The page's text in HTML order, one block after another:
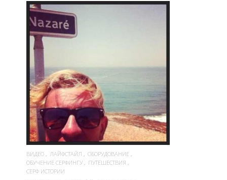
ПОСМОТРЕТЬ
ВИДЕО ЛАЙФСТАЙЛ
ОБОРУДОВАНИЕ
ОБУЧЕНИЕ СЕРФИНГУ
ПУТЕШЕСТВИЯ
СЕРФ ИСТОРИИ